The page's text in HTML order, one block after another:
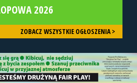
2026
ZOBACZ WSZYSTKIE OGŁOSZENIA >